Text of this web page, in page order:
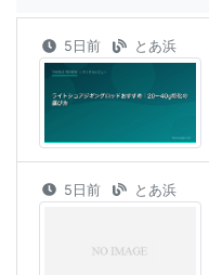
5日前 とあ浜
5日前 とあ浜